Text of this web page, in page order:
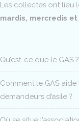
Les collectes ont lieu
mardis, mercredis
Qu’est-ce que le GAS ?
Comment le GAS
demandeurs d’asile ?